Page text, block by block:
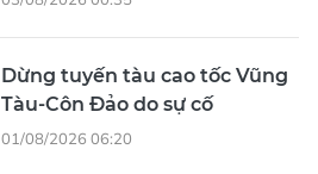
Dừng tuyến tàu cao tốc Vũng
Tàu-Côn Đảo do sự cố
01/08/2026 06:20